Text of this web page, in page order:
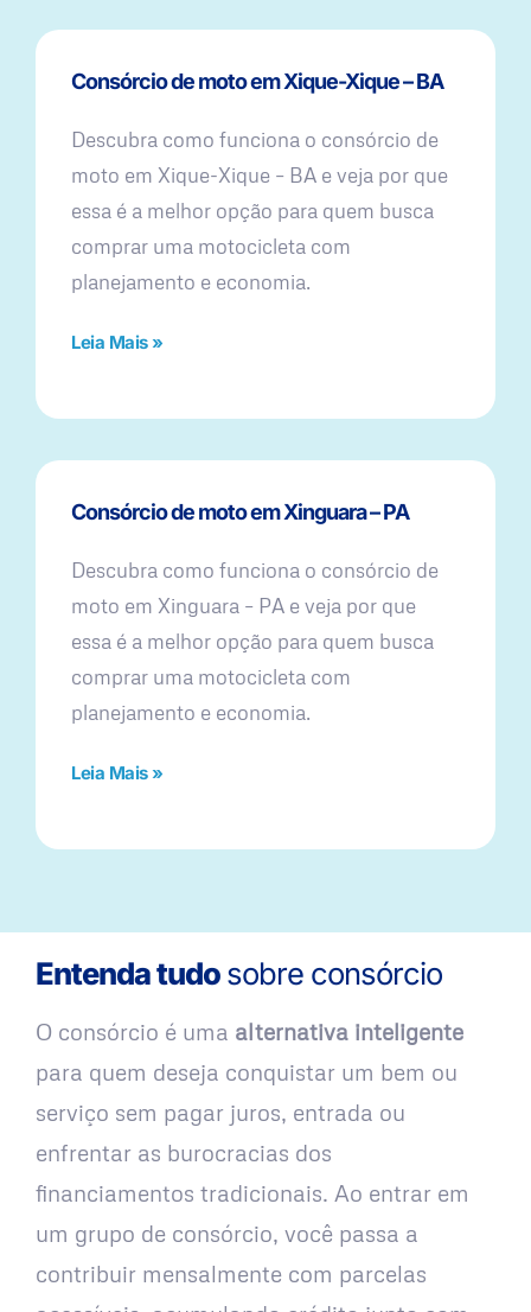
Consórcio de moto em Xique-Xique – BA
Descubra como funciona o consórcio de
moto em Xique-Xique – BA e veja por que
essa é a melhor opção para quem busca
comprar uma motocicleta com
planejamento e economia.
Leia Mais »
Consórcio de moto em Xinguara – PA
Descubra como funciona o consórcio de
moto em Xinguara – PA e veja por que
essa é a melhor opção para quem busca
comprar uma motocicleta com
planejamento e economia.
Leia Mais »
Entenda tudosobre consórcio
O consórcio é uma alternativa inteligente
para quem deseja conquistar um bem ou
serviço sem pagar juros, entrada ou
enfrentar as burocracias dos
financiamentos tradicionais. Ao entrar em
um grupo de consórcio, você passa a
contribuir mensalmente com parcelas